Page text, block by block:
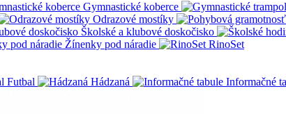
Gymnastické koberce
Odrazové mostíky
Školské a klubové doskočisko
Žínenky pod náradie
RinoSet
Futbal Hádzaná Informačné